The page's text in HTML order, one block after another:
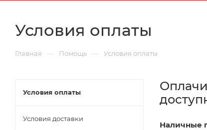
Условия оплаты
Главная — Помощь — Условия оплаты
Наличные
Условия оплаты
Условия доставки